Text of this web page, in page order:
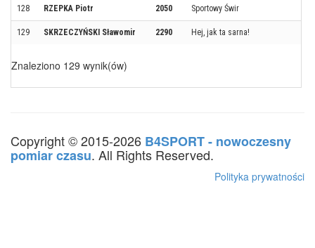
128 RZEPKA Piotr 2050 Sportowy Świr
129 SKRZECZYŃSKI Sławomir 2290 Hej, jak ta sarna!
Znaleziono 129 wynik(ów)
Copyright © 2015-2026 B4SPORT - nowoczesny
pomiar czasu. All Rights Reserved.
Polityka prywatności